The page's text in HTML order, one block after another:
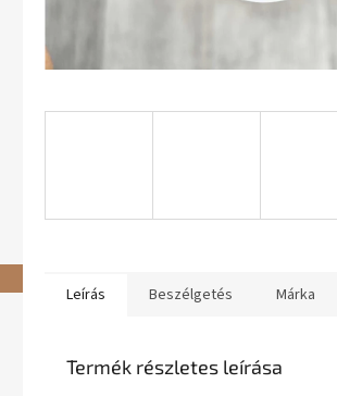
Leírás Beszélgetés Márka
Termék részletes leírása